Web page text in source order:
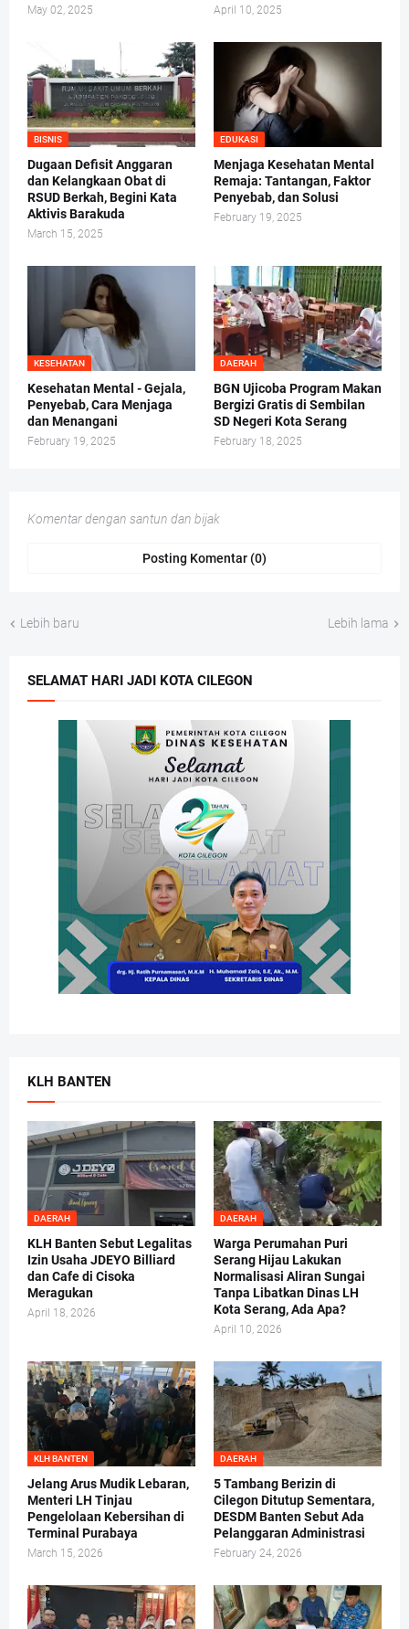
May 02, 2025 April 10, 2025
BISNIS
Dugaan Defisit Anggaran
dan Kelangkaan Obat di
RSUD Berkah, Begini Kata
Aktivis Barakuda
March 15, 2025
EDUKASI
Menjaga Kesehatan Mental
Remaja: Tantangan, Faktor
Penyebab, dan Solusi
February 19, 2025
KESEHATAN
Kesehatan Mental - Gejala,
Penyebab, Cara Menjaga
dan Menangani
February 19, 2025
DAERAH
BGN Ujicoba Program Makan
Bergizi Gratis di Sembilan
SD Negeri Kota Serang
February 18, 2025
Komentar dengan santun dan bijak
Posting Komentar (0)
Lebih baru Lebih lama
SELAMAT HARI JADI KOTA CILEGON
KLH BANTEN
DAERAH
KLH Banten Sebut Legalitas
Izin Usaha JDEYO Billiard
dan Cafe di Cisoka
Meragukan
April 18, 2026
DAERAH
Warga Perumahan Puri
Serang Hijau Lakukan
Normalisasi Aliran Sungai
Tanpa Libatkan Dinas LH
Kota Serang, Ada Apa?
April 10, 2026
KLH BANTEN
Jelang Arus Mudik Lebaran,
Menteri LH Tinjau
Pengelolaan Kebersihan di
Terminal Purabaya
March 15, 2026
DAERAH
5 Tambang Berizin di
Cilegon Ditutup Sementara,
DESDM Banten Sebut Ada
Pelanggaran Administrasi
February 24, 2026